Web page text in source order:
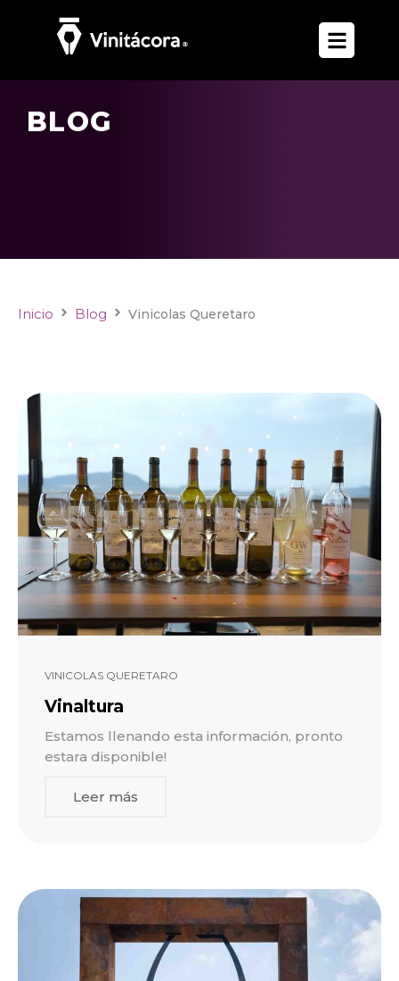
BLOG
Inicio Blog Vinicolas Queretaro
VINICOLAS QUERETARO
Vinaltura
Estamos llenando esta información, pronto
estara disponible!
Leer más